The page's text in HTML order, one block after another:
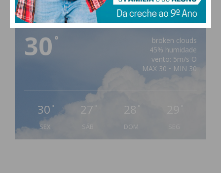
PAÇOS DE FERREIRA
30 °
broken clouds
45% humidade
vento: 5m/s O
MAX 30 • MIN 30
30 °
SEX
27 °
SÁB
28 °
DOM